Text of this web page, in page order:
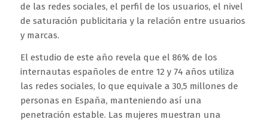
de las redes sociales, el perfil de los usuarios, el nivel
de saturación publicitaria y la relación entre usuarios
y marcas.
El estudio de este año revela que el 86% de los
internautas españoles de entre 12 y 74 años utiliza
las redes sociales, lo que equivale a 30,5 millones de
personas en España, manteniendo así una
penetración estable. Las mujeres muestran una